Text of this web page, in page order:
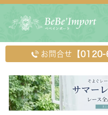
お問合せ 【